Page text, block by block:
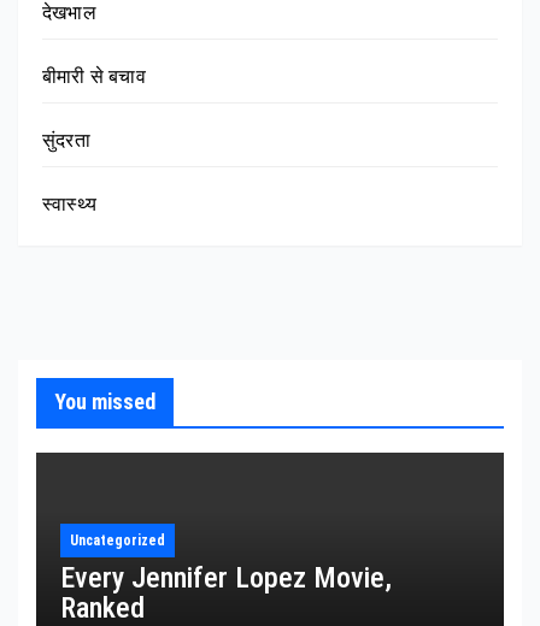
देखभाल
बीमारी से बचाव
सुंदरता
स्वास्थ्य
You missed
Uncategorized
Every Jennifer Lopez Movie,
Ranked